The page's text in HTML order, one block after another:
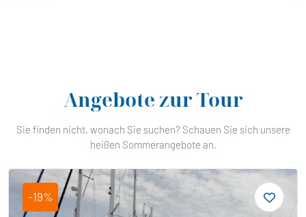
Angebote zur Tour
Sie finden nicht, wonach Sie suchen? Schauen Sie sich unsere
heißen Sommerangebote an.
-19%